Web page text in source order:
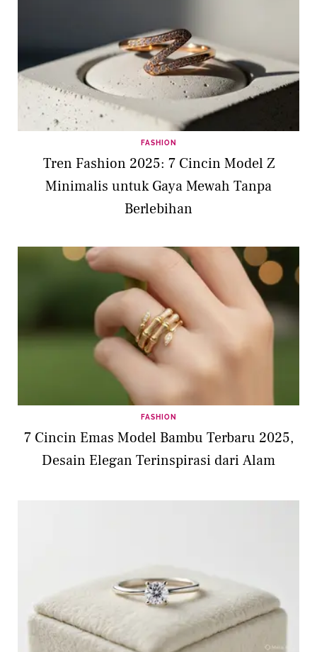
FASHION
Tren Fashion 2025: 7 Cincin Model Z
Minimalis untuk Gaya Mewah Tanpa
Berlebihan
FASHION
7 Cincin Emas Model Bambu Terbaru 2025,
Desain Elegan Terinspirasi dari Alam